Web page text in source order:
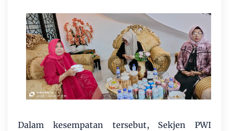
Dalam kesempatan tersebut, Sekjen PWI